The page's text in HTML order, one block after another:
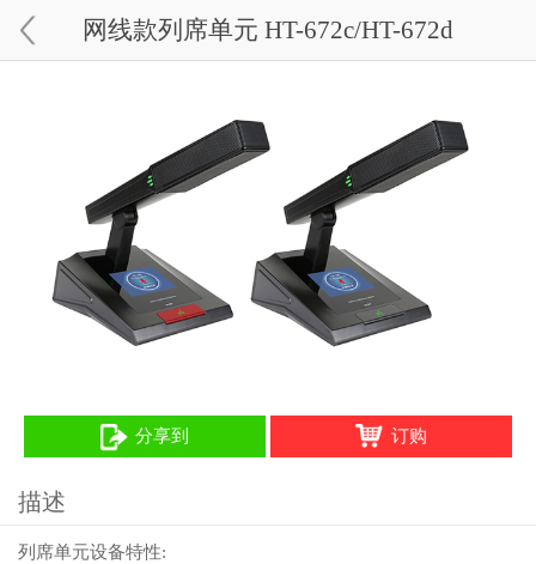
网线款列席单元 HT-672c/HT-672d
分享到 订购
描述
列席单元设备特性: